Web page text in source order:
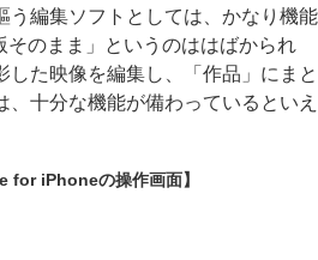
う編集ソフトとしては、かなり機能
そのまま」というのははばかられ
した映像を編集し、「作品」にまと
十分な機能が備わっているといえ
for iPhoneの操作画面】